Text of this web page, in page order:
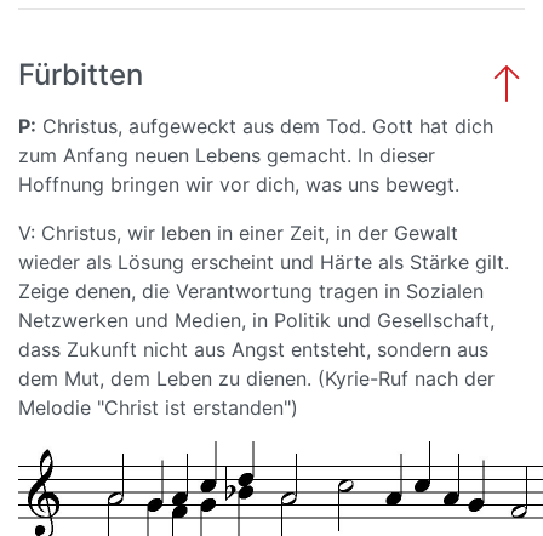
Fürbitten
P: Christus, aufgeweckt aus dem Tod. Gott hat dich
zum Anfang neuen Lebens gemacht. In dieser
Hoffnung bringen wir vor dich, was uns bewegt.
V: Christus, wir leben in einer Zeit, in der Gewalt
wieder als Lösung erscheint und Härte als Stärke gilt.
Zeige denen, die Verantwortung tragen in Sozialen
Netzwerken und Medien, in Politik und Gesellschaft,
dass Zukunft nicht aus Angst entsteht, sondern aus
dem Mut, dem Leben zu dienen. (Kyrie-Ruf nach der
Melodie "Christ ist erstanden")